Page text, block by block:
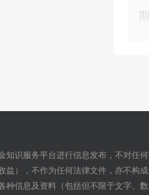
知识服务平台进行信息发布，不对任
益），不作为任何法律文件，亦不构
种信息及资料（包括但不限于文字、